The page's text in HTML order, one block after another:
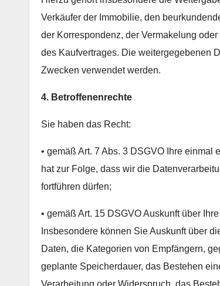
Verkäufer der Immobilie, den
der Korrespondenz, der Vermakelung
des Kaufvertrages. Die weitergegebenen
Zwecken verwendet werden.
4. Betroffenenrechte
Sie haben das Recht:
• gemäß Art. 7 Abs. 3 DSGVO Ihre
hat zur Folge, dass wir die
fortführen dürfen;
• gemäß Art. 15 DSGVO Auskunft über
Insbesondere können Sie Auskunft über
Daten, die Kategorien von Empfängern,
geplante Speicherdauer, das Bestehen
Verarbeitung oder Widerspruch, das